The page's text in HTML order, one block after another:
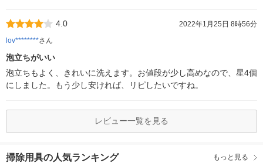
4.0
2022年1月25日 8時56分
lov********さん
泡立ちがいい
泡立ちもよく、きれいに洗えます。お値段が少し高めなので、星4個
にしました。もう少し安ければ、リピしたいですね。
レビュー一覧を見る
掃除用具の人気ランキング もっと見る